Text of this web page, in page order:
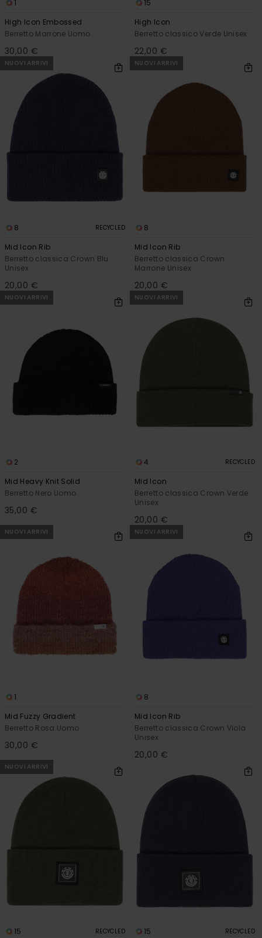
1
High Icon Embossed
Berretto Marrone Uomo
30,00 €
15
High Icon
Berretto classico Verde Unisex
22,00 €
NUOVI ARRIVI
8 RECYCLED
Mid Icon Rib
Berretto classica Crown Blu
Unisex
20,00 €
NUOVI ARRIVI
8
Mid Icon Rib
Berretto classica Crown
Marrone Unisex
20,00 €
NUOVI ARRIVI
2
Mid Heavy Knit Solid
Berretto Nero Uomo
35,00 €
NUOVI ARRIVI
4 RECYCLED
Mid Icon
Berretto classica Crown Verde
Unisex
20,00 €
NUOVI ARRIVI
1
Mid Fuzzy Gradient
Berretto Rosa Uomo
30,00 €
NUOVI ARRIVI
8
Mid Icon Rib
Berretto classica Crown Viola
Unisex
20,00 €
NUOVI ARRIVI
15 RECYCLED 15 RECYCLED